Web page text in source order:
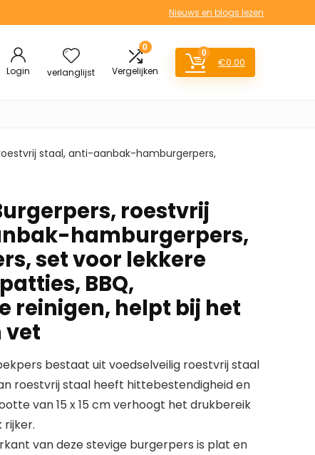
Nieuws en blogs lezen
Login verlanglijst
0
Vergelijken
0
€0.00
staal, anti-aanbak-hamburgerpers,
roestvrij
hamburgerpers,
set voor lekkere
BBQ,
reinigen, helpt bij het
vet
bestaat uit voedselveilig roestvrij staal
roestvrij staal heeft hittebestendigheid en
van 15 x 15 cm verhoogt het drukbereik
van deze stevige burgerpers is plat en